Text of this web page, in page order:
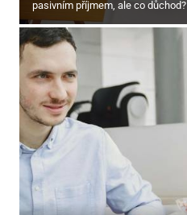
pasivním příjmem, ale co důchod?